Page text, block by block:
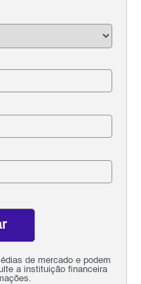
de mercado e podem
a instituição financeira